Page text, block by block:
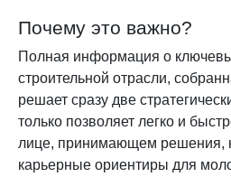
Почему это важно?
Полная информация о
строительной отрасли,
решает сразу две
только позволяет легко и
лице, принимающем решения,
карьерные ориентиры для